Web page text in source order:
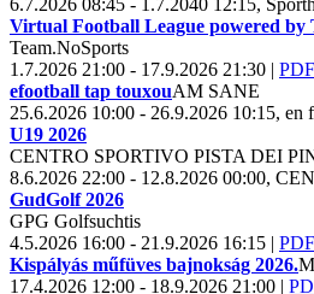
Virtual Football League powered by
Team.NoSports
1.7.2026 21:00 - 17.9.2026 21:30 | PDF
efootball tap touxouAM SANE
25.6.2026 10:00 - 26.9.2026 10:15, en
U19 2026
CENTRO SPORTIVO PISTA DEI
8.6.2026 22:00 - 12.8.2026 00:00,
GudGolf2026
GPG Golfsuchtis
4.5.2026 16:00 - 21.9.2026 16:15 | PDF
Kispályás műfüves bajnokság 2026.
17.4.2026 12:00 - 18.9.2026 21:00 |